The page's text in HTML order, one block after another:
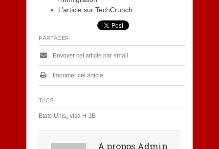
L’article sur TechCrunch
PARTAGER
Envoyer cet article par email
Imprimer cet article
TAGS
Etats-Unis, visa H-1B
A propos Admin